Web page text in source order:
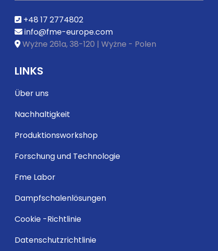
+48 17 2774802
info@fme-europe.com
Wyżne 261a, 38-120 | Wyżne - Polen
LINKS
Über uns
Nachhaltigkeit
Produktionsworkshop
Forschung und Technologie
Fme Labor
Dampfschalenlösungen
Cookie -Richtlinie
Datenschutzrichtlinie